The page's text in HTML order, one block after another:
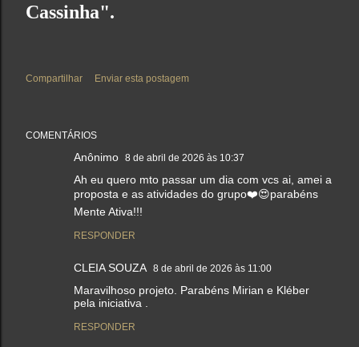
Cassinha".
Compartilhar Enviar esta postagem
COMENTÁRIOS
Anônimo 8 de abril de 2026 às 10:37
Ah eu quero mto passar um dia com vcs ai, amei a
proposta e as atividades do grupo❤️😍parabéns
Mente Ativa!!!
RESPONDER
CLEIA SOUZA 8 de abril de 2026 às 11:00
Maravilhoso projeto. Parabéns Mirian e Kléber
pela iniciativa .
RESPONDER